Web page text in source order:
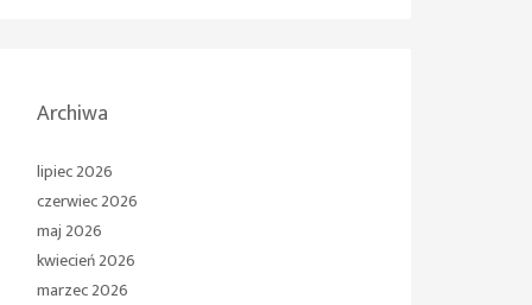
Archiwa
lipiec 2026
czerwiec 2026
maj 2026
kwiecień 2026
marzec 2026